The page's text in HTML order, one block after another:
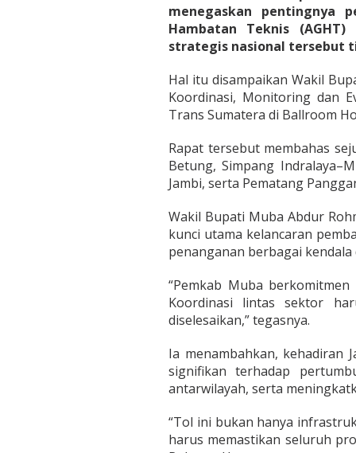
menegaskan pentingnya
Hambatan Teknis
strategis nasional tersebut
Hal itu disampaikan Wakil
Koordinasi, Monitoring dan
Trans Sumatera di Ballroom
Rapat tersebut membahas
Betung, Simpang
Jambi, serta Pematang
Wakil Bupati Muba Abdur
kunci utama kelancaran
penanganan berbagai kendala
“Pemkab Muba
Koordinasi lintas sektor
diselesaikan,” tegasnya.
Ia menambahkan, kehadiran
signifikan terhadap
antarwilayah, serta
“Tol ini bukan hanya
harus memastikan seluruh